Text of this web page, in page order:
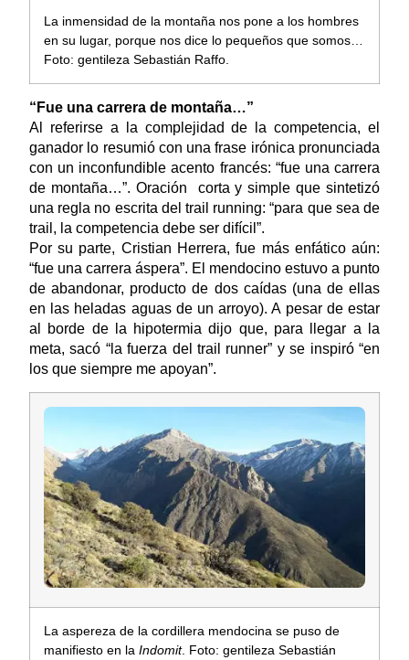
La inmensidad de la montaña nos pone a los hombres
en su lugar, porque nos dice lo pequeños que somos…
Foto: gentileza Sebastián Raffo.
“Fue una carrera de montaña…”
Al referirse a la complejidad de la competencia, el
ganador lo resumió con una frase irónica pronunciada
con un inconfundible acento francés: “fue una carrera
de montaña…”. Oración corta y simple que sintetizó
una regla no escrita del trail running: “para que sea de
trail, la competencia debe ser difícil”.
Por su parte, Cristian Herrera, fue más enfático aún:
“fue una carrera áspera”. El mendocino estuvo a punto
de abandonar, producto de dos caídas (una de ellas
en las heladas aguas de un arroyo). A pesar de estar
al borde de la hipotermia dijo que, para llegar a la
meta, sacó “la fuerza del trail runner” y se inspiró “en
los que siempre me apoyan”.
La aspereza de la cordillera mendocina se puso de
manifiesto en la Indomit. Foto: gentileza Sebastián